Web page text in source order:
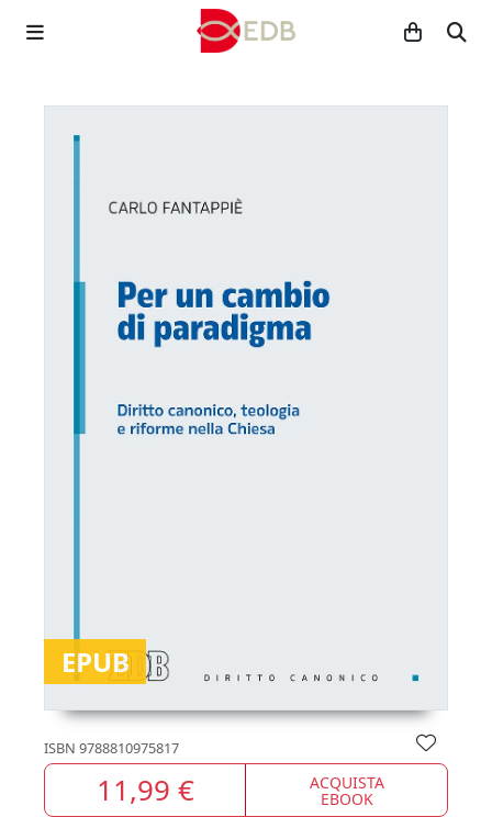
EPUB
ISBN 9788810975817
11,99 € ACQUISTA
EBOOK